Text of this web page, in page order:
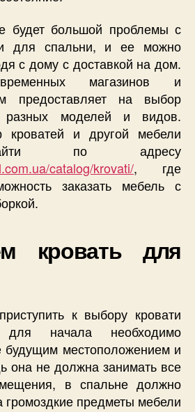
будет большой проблемы с
для спальни, и ее можно
с дому с доставкой на дом.
магазинов и
предоставляет на выбор
моделей и видов.
кроватей и другой мебели
по адресу
catalog/krovati/, где
заказать мебель с
кровать для
к выбору кровати
начала необходимо
будущим местоположением и
она не должна занимать все
в спальне должно
громоздкие предметы мебели